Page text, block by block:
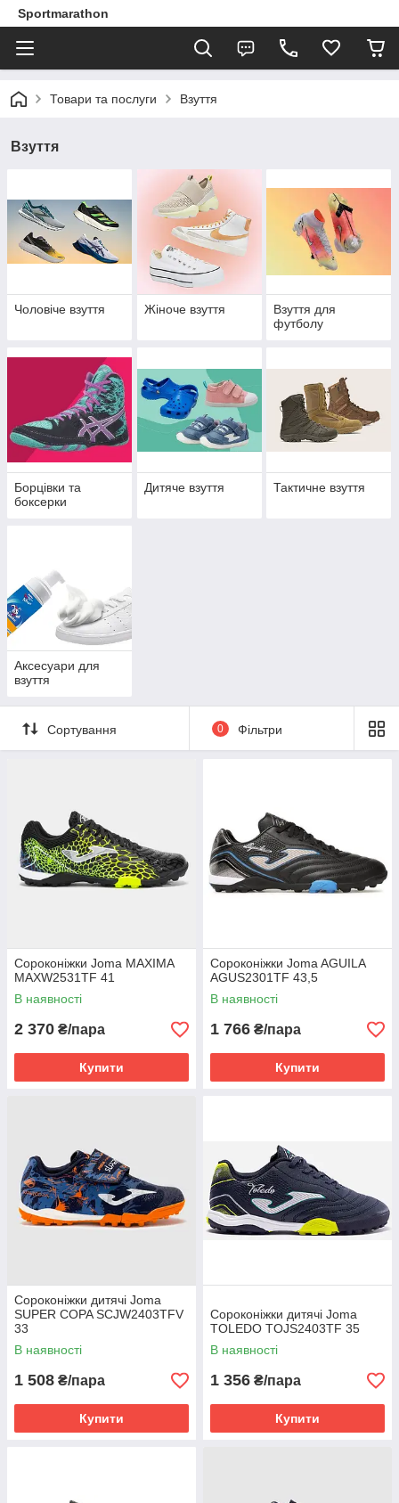
Sportmarathon
Товари та послуги Взуття
Взуття
Чоловіче взуття Жіноче взуття
Взуття для
футболу
Борцівки та
боксерки
Дитяче взуття Тактичне взуття
Аксесуари для
взуття
Сортування 0 Фільтри
Сороконіжки Joma MAXIMA
MAXW2531TF 41
В наявності
2 370 ₴/пара
Купити
Сороконіжки Joma AGUILA
AGUS2301TF 43,5
В наявності
1 766 ₴/пара
Купити
Сороконіжки дитячі Joma
SUPER COPA SCJW2403TFV
33
В наявності
1 508 ₴/пара
Купити
Сороконіжки дитячі Joma
TOLEDO TOJS2403TF 35
В наявності
1 356 ₴/пара
Купити